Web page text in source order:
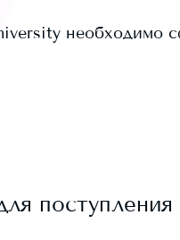
необходимо
поступления